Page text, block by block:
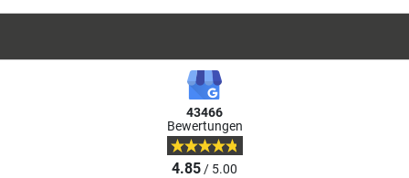
43466
Bewertungen
4.85/ 5.00